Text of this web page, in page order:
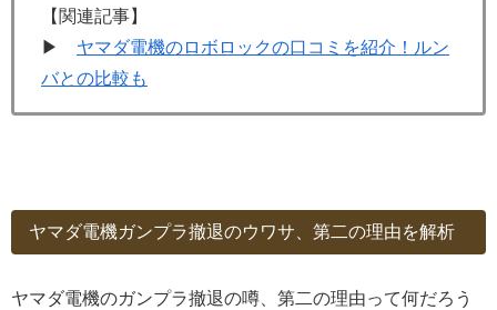
【関連記事】
▶ ヤマダ電機のロボロックの口コミを紹介！ルン
バとの比較も
ヤマダ電機ガンプラ撤退のウワサ、第二の理由を解析
ヤマダ電機のガンプラ撤退の噂、第二の理由って何だろう